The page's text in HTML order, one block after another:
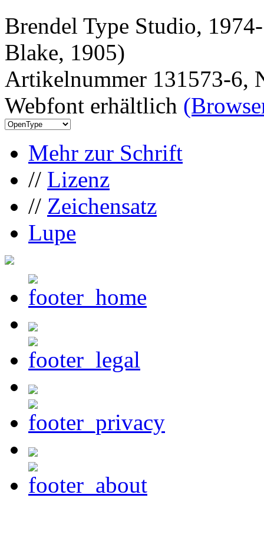
Brendel Type Studio,
Blake, 1905)
Artikelnummer 131573-6,
Webfont erhältlich
Mehr zur Schrift
// Lizenz
// Zeichensatz
Lupe